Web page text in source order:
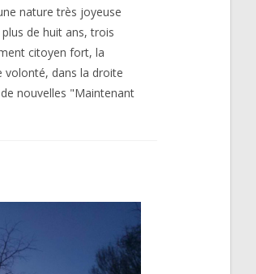
nature très joyeuse
de huit ans, trois
citoyen fort, la
volonté, dans la droite
nouvelles "Maintenant